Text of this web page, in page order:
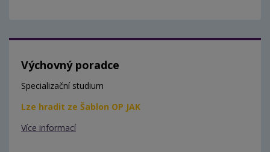
Výchovný poradce
Specializační studium
Lze hradit ze Šablon OP JAK
Více informací